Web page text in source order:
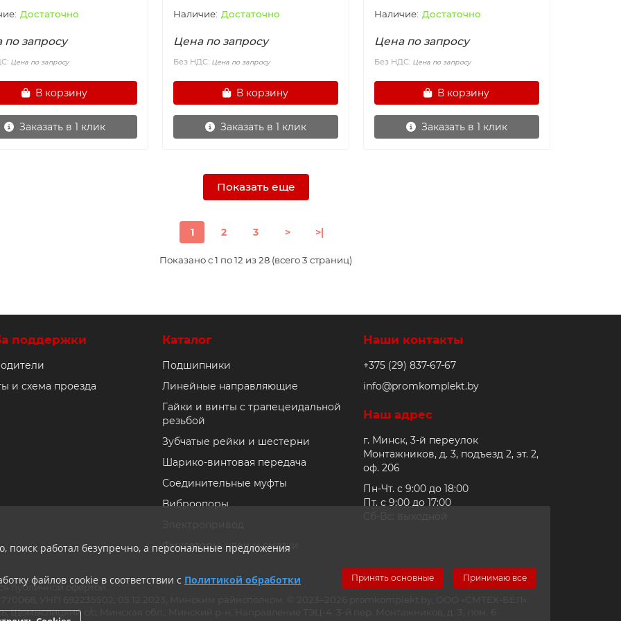
Достаточно
по запросу
Цена по запросу
В корзину
Заказать в 1 клик
Достаточно
Цена по запросу
Без НДС: Цена по запросу
В корзину
Заказать в 1 клик
Достаточно
Цена по запросу
Без НДС: Цена по запросу
В корзину
Заказать в 1 клик
Показать еще
1 2 3 > >|
Показано с 1 по 12 из 28 (всего 3 страниц)
поиск работал безупречно, а персональные предложения
файлов cookie в соответствии с Политикой обработки
Принять основные Принимаю все
поддержки
и схема проезда
Каталог
Подшипники
Линейные направляющие
Гайки и винты с трапецеидальной
резьбой
Зубчатые рейки и шестерни
Шарико-винтовая передача
Соединительные муфты
Виброопоры
Фиксаторы, клеи и смазки
Наши контакты
+375 (29) 837-67-67
info@promkomplekt.by
Наш адрес
г. Минск, 3-й переулок
Монтажников, д. 3, подъезд 2, эт. 2,
оф. 206
Пн-Чт. с 9:00 до 18:00
Пт. с 9:00 до 17:00
публичной офертой.
770068, УНП 692235502, 05.12.2023, Минским райисполком. © 2023–2026 promkomplekt.by, ООО «СМТЕХ-БЕЛ».
Щомыслицкий с/с, Минская обл., Минский р-н, Направление ТЭЦ-4, 3-й пер. Монтажников, д. 3, пом. 6